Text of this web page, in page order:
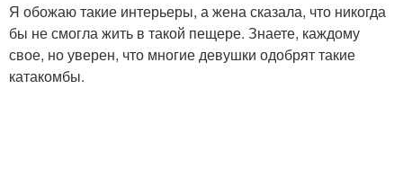
Я обожаю такие интерьеры, а жена сказала, что никогда
бы не смогла жить в такой пещере. Знаете, каждому
свое, но уверен, что многие девушки одобрят такие
катакомбы.